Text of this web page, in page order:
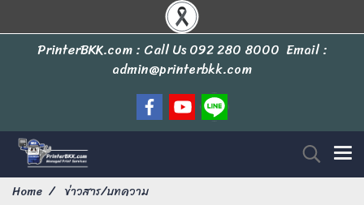
PrinterBKK.com : Call Us092 280 8000 Email :
admin@printerbkk.com
Home ข่าวสาร/บทความ